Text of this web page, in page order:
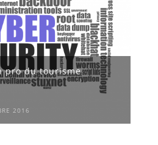
pro du tourisme
2016